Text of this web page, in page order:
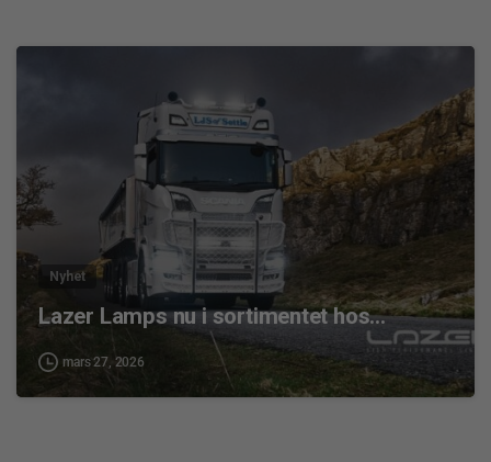
Nyhet
Lazer Lamps nu i sortimentet hos…
mars 27, 2026